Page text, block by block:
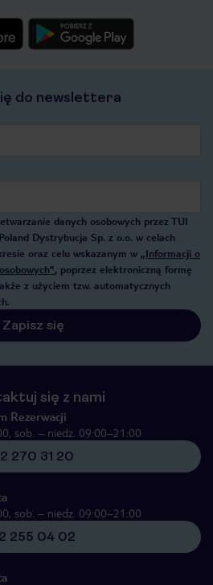
do newslettera
danych osobowych przez TUI
Dystrybucja Sp. z o.o. w celach
oraz celu wskazanym w „Informacji o
, poprzez elektroniczną formę
z użyciem tzw. automatycznych
Zapisz się
się z nami
Rezerwacji
sob. – niedz. 09:00–21:00
270 31 20
sob. – niedz. 09:00–21:00
255 04 02